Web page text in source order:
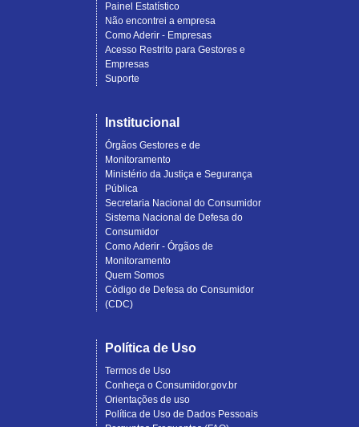
Painel Estatístico
Não encontrei a empresa
Como Aderir - Empresas
Acesso Restrito para Gestores e
Empresas
Suporte
Institucional
Órgãos Gestores e de
Monitoramento
Ministério da Justiça e Segurança
Pública
Secretaria Nacional do Consumidor
Sistema Nacional de Defesa do
Consumidor
Como Aderir - Órgãos de
Monitoramento
Quem Somos
Código de Defesa do Consumidor
(CDC)
Política de Uso
Termos de Uso
Conheça o Consumidor.gov.br
Orientações de uso
Política de Uso de Dados Pessoais